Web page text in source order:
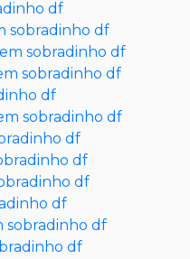
df
sobradinho df
sobradinho df
sobradinho df
df
sobradinho df
df
df
df
df
sobradinho df
df